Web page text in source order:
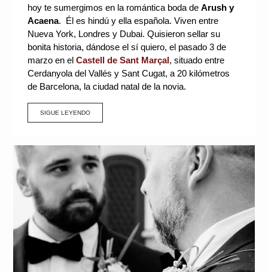
hoy te sumergimos en la romántica boda de Arush y
Acaena.  Él es hindú y ella española. Viven entre
Nueva York, Londres y Dubai. Quisieron sellar su
bonita historia, dándose el sí quiero, el pasado 3 de
marzo en el Castell de Sant Marçal, situado entre
Cerdanyola del Vallés y Sant Cugat, a 20 kilómetros
de Barcelona, la ciudad natal de la novia.
SIGUE LEYENDO